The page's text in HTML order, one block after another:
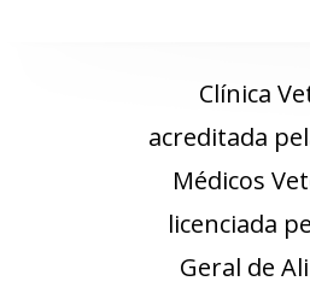
Clínica
acreditada
Médicos
licenciada
Geral de